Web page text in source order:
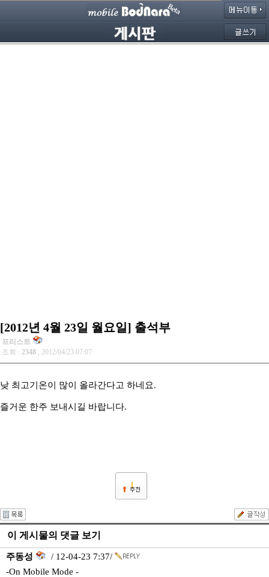
[2012년 4월 23일 월요일] 출석부
프리스트
조회 : 2348 , 2012/04/23 07:07
낮 최고기온이 많이 올라간다고 하네요.
즐거운 한주 보내시길 바랍니다.
1
이 게시물의 댓글 보기
주동성
/ 12-04-23 7:37/
-On Mobile Mode -